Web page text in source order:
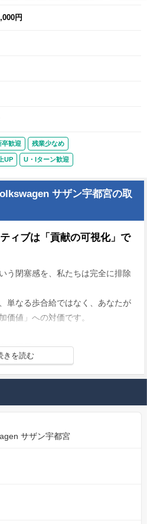
円
卒歓迎 残業少なめ
UP U・Iターン歓迎
サザン宇都宮の取
ィブは「貢献の可視化」で
う閉塞感を、私たちは完全に排除
単なる歩合給ではなく、あなたが
価値」への対価です。
75万円
より、この数字はさらに上積みさ
給に加え、賞与（昨年度4.7ヶ月
わさることで、年収700万円超えも
けます。
界一のブランドで「マイス
サザン宇都宮